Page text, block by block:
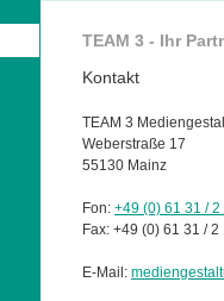
TEAM 3 - Ihr
Kontakt
TEAM 3
Weberstraße 17
55130 Mainz
Fon: +49 (0) 61 31 /
Fax: +49 (0) 61 31 / 2
E-Mail: